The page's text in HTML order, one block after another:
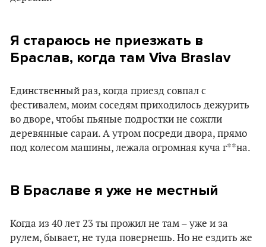
Я стараюсь не приезжать в
Браслав, когда там Viva Braslav
Единственный раз, когда приезд совпал с
фестивалем, моим соседям приходилось дежурить
во дворе, чтобы пьяные подростки не сожгли
деревянные сараи. А утром посреди двора, прямо
под колесом машины, лежала огромная куча г**на.
В Браславе я уже не местный
Когда из 40 лет 23 ты прожил не там – уже и за
рулем, бывает, не туда повернешь. Но не ездить же